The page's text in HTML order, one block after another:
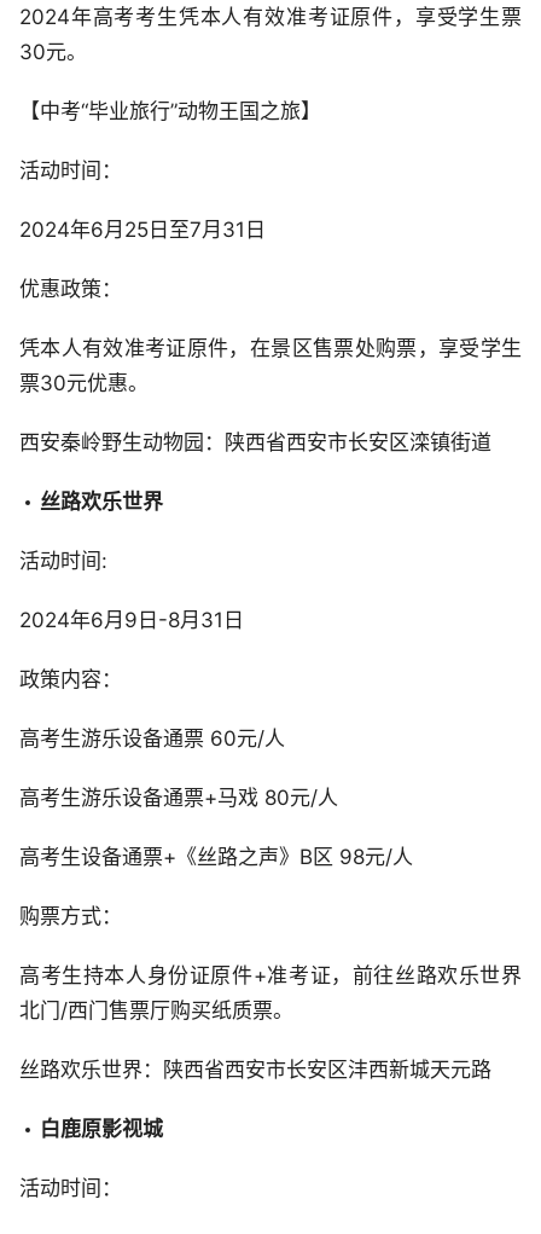
2024年高考考生凭本人有效准考证原件，享受学生票
30元。
【中考“毕业旅行”动物王国之旅】
活动时间：
2024年6月25日至7月31日
优惠政策：
凭本人有效准考证原件，在景区售票处购票，享受学生
票30元优惠。
西安秦岭野生动物园：陕西省西安市长安区滦镇街道
丝路欢乐世界
活动时间:
2024年6月9日-8月31日
政策内容：
高考生游乐设备通票 60元/人
高考生游乐设备通票+马戏 80元/人
高考生设备通票+《丝路之声》B区 98元/人
购票方式：
高考生持本人身份证原件+准考证，前往丝路欢乐世界
北门/西门售票厅购买纸质票。
丝路欢乐世界：陕西省西安市长安区沣西新城天元路
白鹿原影视城
活动时间：